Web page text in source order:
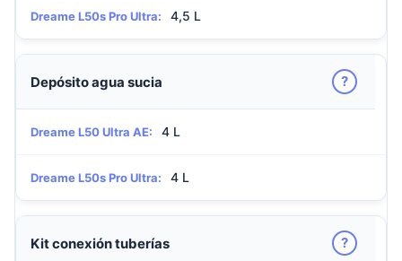
Dreame L50s Pro Ultra: 4,5 L
Depósito agua sucia ?
Dreame L50 Ultra AE: 4 L
Dreame L50s Pro Ultra: 4 L
Kit conexión tuberías ?